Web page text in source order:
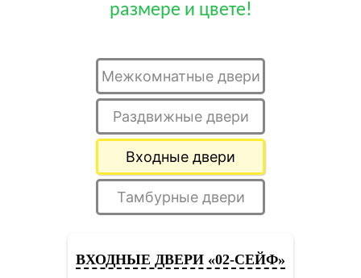
размере и цвете!
Межкомнатные двери
Раздвижные двери
Входные двери
Тамбурные двери
ВХОДНЫЕ ДВЕРИ «02-СЕЙФ»